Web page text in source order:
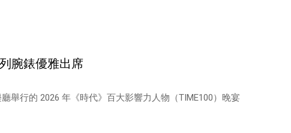
腕錶優雅出席
舉行的 2026 年《時代》百大影響力人物（TIME100）晚宴